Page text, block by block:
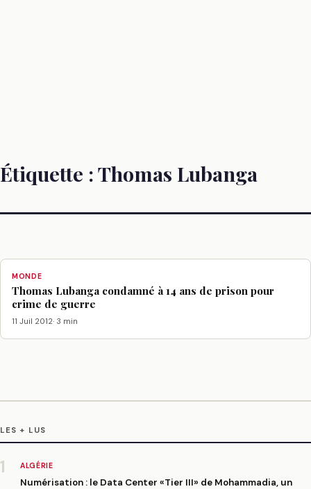
Étiquette :Thomas Lubanga
MONDE
Thomas Lubanga condamné à 14 ans de prison pour
crime de guerre
11 Juil 2012· 3 min
LES + LUS
1 ALGÉRIE
Numérisation : le Data Center «Tier III» de Mohammadia, un